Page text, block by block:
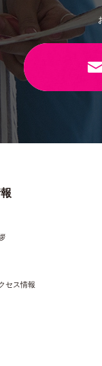
セス情報